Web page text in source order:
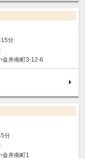
分
金井南町3-12-6
分
金井南町1